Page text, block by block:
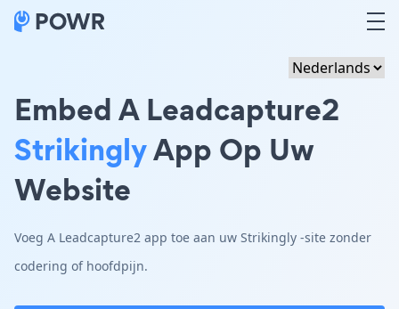
Embed A Leadcapture2
StrikinglyApp Op Uw
Website
Voeg A Leadcapture2 app toe aan uw Strikingly -site zonder
codering of hoofdpijn.